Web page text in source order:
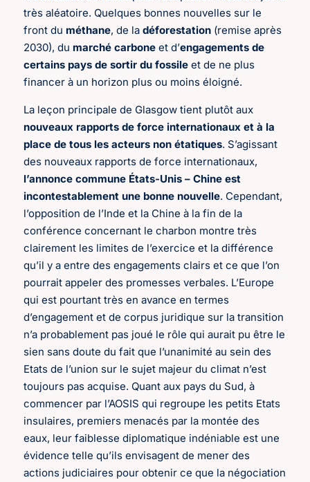
très aléatoire. Quelques bonnes nouvelles sur le
front du méthane, de ladéforestation (remise après
2030), du marché carbone et d’engagements de
certains pays de sortir du fossile et de ne plus
financer à un horizon plus ou moins éloigné.
La leçon principale de Glasgow tient plutôt aux
nouveaux rapports de force internationaux et à la
place de tous les acteurs non étatiques. S’agissant
des nouveaux rapports de force internationaux,
l’annonce commune États-Unis – Chine est
incontestablement une bonne nouvelle. Cependant,
l’opposition de l’Inde et la Chine à la fin de la
conférence concernant le charbon montre très
clairement les limites de l’exercice et la différence
qu’il y a entre des engagements clairs et ce que l’on
pourrait appeler des promesses verbales. L’Europe
qui est pourtant très en avance en termes
d’engagement et de corpus juridique sur la transition
n’a probablement pas joué le rôle qui aurait pu être le
sien sans doute du fait que l’unanimité au sein des
Etats de l’union sur le sujet majeur du climat n’est
toujours pas acquise. Quant aux pays du Sud, à
commencer par l’AOSIS qui regroupe les petits Etats
insulaires, premiers menacés par la montée des
eaux, leur faiblesse diplomatique indéniable est une
évidence telle qu’ils envisagent de mener des
actions judiciaires pour obtenir ce que la négociation